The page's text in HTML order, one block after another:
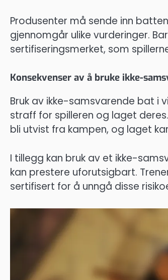
Produsenter må sende inn
gjennomgår ulike vurderinger.
sertifiseringsmerket, som
Konsekvenser av å bruke ikke-
Bruk av ikke-samsvarende bat i
straff for spilleren og laget
bli utvist fra kampen, og laget
I tillegg kan bruk av et ikke-
kan prestere uforutsigbart.
sertifisert for å unngå disse